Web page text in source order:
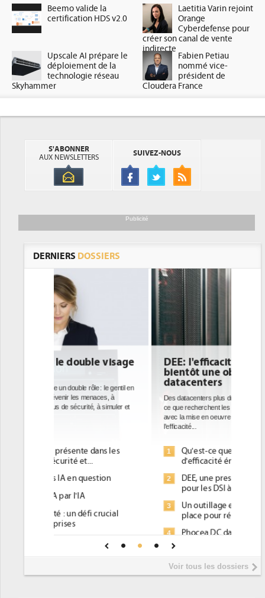
Beemo valide la
certification HDS v2.0
Laetitia Varin rejoint
Orange
Cyberdefense pour
créer son canal de vente
indirecte
Upscale AI prépare le
déploiement de la
technologie réseau
Skyhammer
Fabien Petiau
nommé vice-
président de
Cloudera France
S'ABONNER
AUX NEWSLETTERS
SUIVEZ-NOUS
Publicité
DERNIERS DOSSIERS
DEE: l'efficacité énergétique
bientôt une obligation pour les
datacenters
Des datacenters plus durables et plus efficaces, c'est
ce que recherchent les pouvoirs publics européens
avec la mise en oeuvre de la nouvelle Directive sur
1
Qu'est-ce que la DEE (directive
d'efficacité énergétique) ?
2
DEE, une pression administrative
pour les DSI à transformer...
Un outillage et des services déjà en
place pour répondre à...
Phocea DC dans les cordes pour la
Interview de Fabrice Coquio,
président de Digital Realty...Voir tous les dossiers